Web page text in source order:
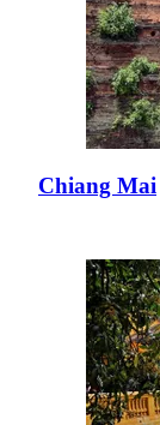
Chiang Mai